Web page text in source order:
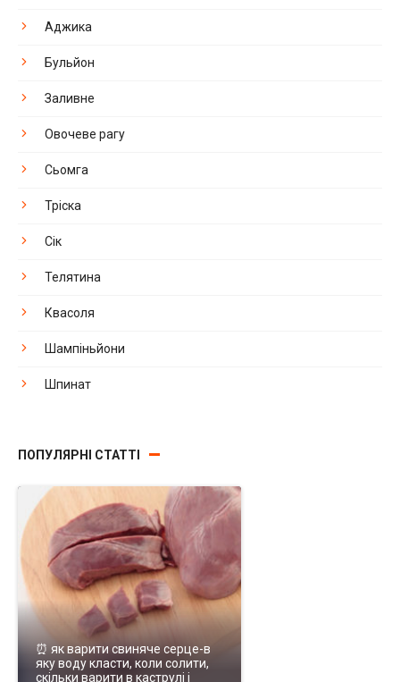
Аджика
Бульйон
Заливне
Овочеве рагу
Сьомга
Тріска
Сік
Телятина
Квасоля
Шампіньйони
Шпинат
ПОПУЛЯРНІ СТАТТІ
⏰ як варити свиняче серце-в
яку воду класти, коли солити,
скільки варити в каструлі і